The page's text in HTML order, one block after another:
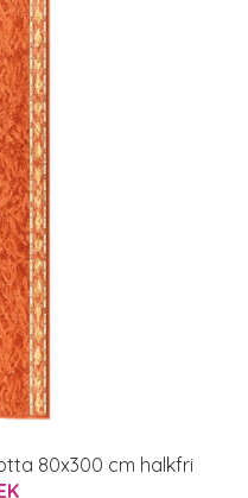
80x300 cm halkfri